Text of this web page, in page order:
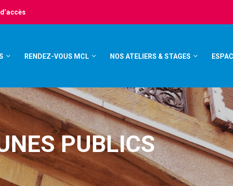
RENDEZ-VOUS MCL NOS ATELIERS & STAGES
PUBLICS